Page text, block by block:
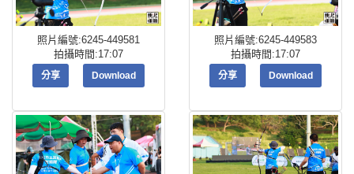
照片編號:6245-449581
拍攝時間:17:07
分享 Download
照片編號:6245-449583
拍攝時間:17:07
分享 Download